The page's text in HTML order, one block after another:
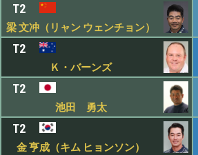
T2
梁 文冲（リャン ウェンチョン）
T2
Ｋ・バーンズ
T2
池田 勇太
T2
金 亨成（キム ヒョンソン）